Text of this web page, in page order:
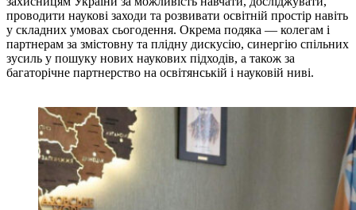
проводити наукові заходи та розвивати освітній простір навіть
у складних умовах сьогодення. Окрема подяка — колегам і
партнерам за змістовну та плідну дискусію, синергію спільних
зусиль у пошуку нових наукових підходів, а також за
багаторічне партнерство на освітянській і науковій ниві.